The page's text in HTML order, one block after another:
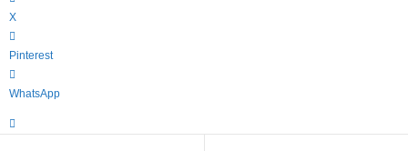
X
Pinterest
WhatsApp